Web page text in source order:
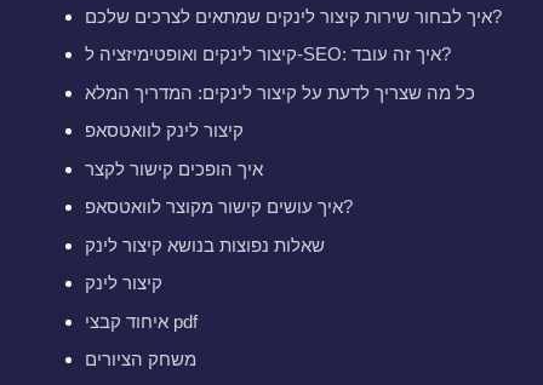
איך לבחור שירות קיצור לינקים שמתאים לצרכים שלכם?
קיצור לינקים ואופטימיזציה ל-SEO: איך זה עובד?
כל מה שצריך לדעת על קיצור לינקים: המדריך המלא
קיצור לינק לוואטסאפ
איך הופכים קישור לקצר
איך עושים קישור מקוצר לוואטסאפ?
שאלות נפוצות בנושא קיצור לינק
קיצור לינק
איחוד קבצי pdf
משחק הציורים